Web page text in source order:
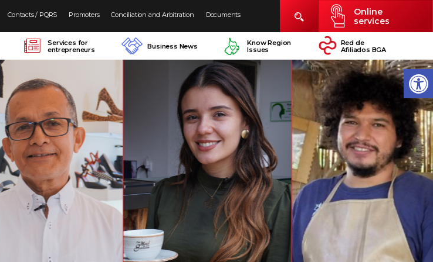
Contacts / PQRS Promoters Conciliation and Arbitration Documents
Online
services
Services for
entrepreneurs
Business News
Know Region
Issues
Red de
Afiliados BGA